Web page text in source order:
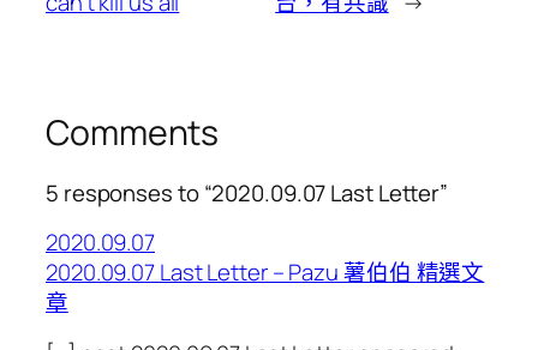
Comments
5 responses to “2020.09.07 Last Letter”
2020.09.07
2020.09.07 Last Letter – Pazu 薯伯伯 精選文
章